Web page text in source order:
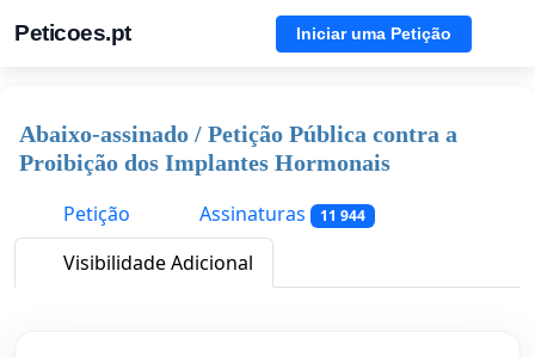
Peticoes.pt Iniciar uma Petição
Abaixo-assinado / Petição Pública contra a
Proibição dos Implantes Hormonais
Petição
Assinaturas 11 944
Visibilidade Adicional